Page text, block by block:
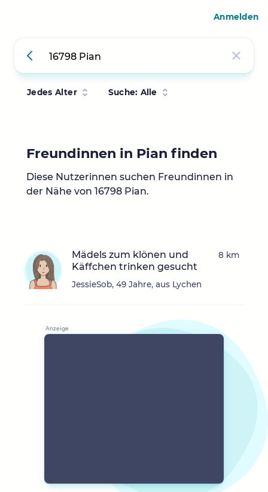
Jedes Alter Suche: Alle
Freundinnen in Pian finden
Diese Nutzerinnen suchen Freundinnen in
der Nähe von 16798 Pian.
Mädels zum klönen und
Käffchen trinken gesucht
JessieSob, 49 Jahre, aus Lychen
8 km
Anmelden